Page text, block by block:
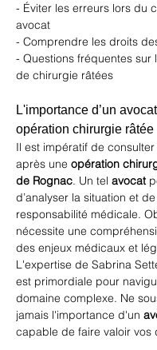
- Éviter les erreurs lors du
avocat
- Comprendre les droits
- Questions fréquentes sur
de chirurgie râtées
L'importance d’un
opération chirurgie râtée
Il est impératif de consulter
après une opération
de Rognac. Un tel avocat
d’analyser la situation et
responsabilité médicale.
nécessite une
des enjeux médicaux et
L'expertise de Sabrina
est primordiale pour
domaine complexe. Ne
jamais l'importance d'un
capable de faire valoir vos